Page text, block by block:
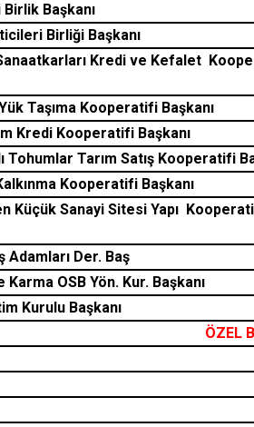
Başkanı
Birliği Başkanı
Kredi ve Kefalet
Taşıma Kooperatifi Başkanı
Kredi Kooperatifi Başkanı
Tohumlar Tarım Satış Kooperatifi
Kooperatifi Başkanı
Küçük Sanayi Sitesi Yapı
Der. Baş
OSB Yön. Kur. Başkanı
Kurulu Başkanı
ÖZEL